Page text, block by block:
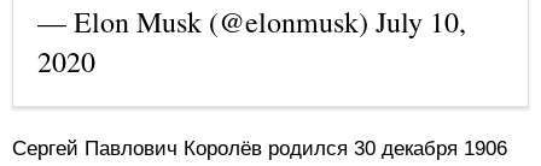
— Elon Musk (@elonmusk) July 10,
2020
Сергей Павлович Королёв родился 30 декабря 1906